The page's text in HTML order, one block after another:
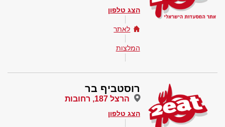
הצג טלפון
לאתר
המלצות
רוסטביף בר
הרצל 187, רחובות
הצג טלפון